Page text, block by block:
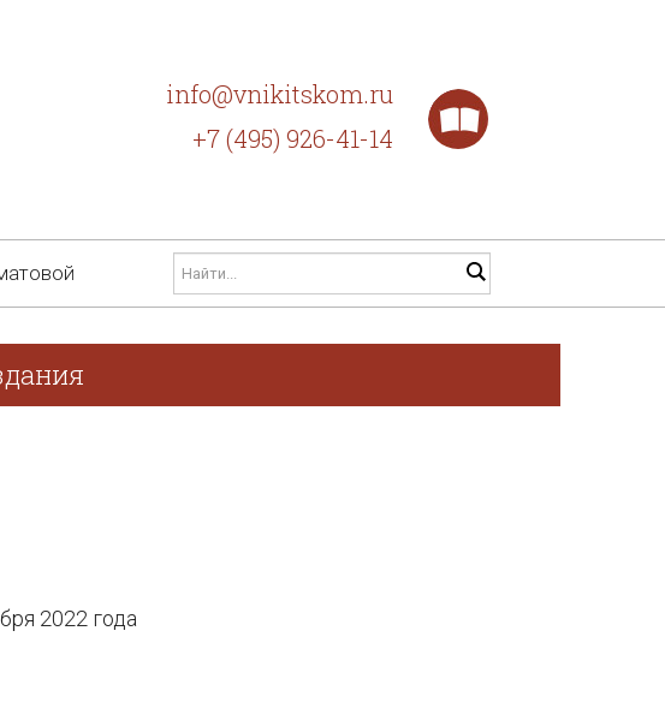
info@vnikitskom.ru
+7 (495) 926-41-14
2022 года